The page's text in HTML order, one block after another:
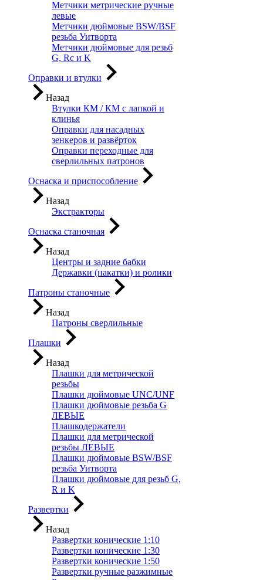
Метчики метрические ручные
левые
Метчики дюймовые BSW/BSF
резьба Уитворта
Метчики дюймовые для резьб
G, Rc и K
Оправки и втулки
Назад
Втулки КМ / КМ с лапкой и
клинья
Оправки для насадных
зенкеров и развёрток
Оправки переходные для
сверлильных патронов
Оснаска и приспособление
Назад
Экстракторы
Оснаска станочная
Назад
Центры и задние бабки
Державки (накатки) и ролики
Патроны станочные
Назад
Патроны сверлильные
Плашки
Назад
Плашки для метрической
резьбы
Плашки дюймовые UNC/UNF
Плашки дюймовые резьба G
ЛЕВЫЕ
Плашкодержатели
Плашки для метрической
резьбы ЛЕВЫЕ
Плашки дюймовые BSW/BSF
резьба Уитворта
Плашки дюймовые для резьб G,
R и K
Развертки
Назад
Развертки конические 1:10
Развертки конические 1:30
Развертки конические 1:50
Развертки ручные разжимные